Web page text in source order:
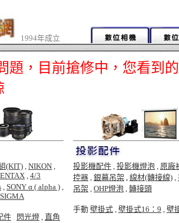
1994年成立
題，目前搶修中，您看到
(KIT) , NIKON ,
, 4/3
, SONY α ( alpha ) ,
SIGMA
件 , 閃光燈 , 直角
投影機配件 , 投影機燈泡 , 原廠
控器 , 銀幕吊架 , 線材(轉接線) ,
吊架 , OHP燈泡 , 轉接頭
手動 壁掛式 , 壁掛式16：9 , 壁